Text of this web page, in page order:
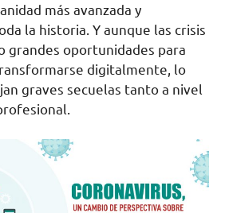
más avanzada y
la historia. Y aunque las crisis
grandes oportunidades para
digitalmente, lo
graves secuelas tanto a nivel